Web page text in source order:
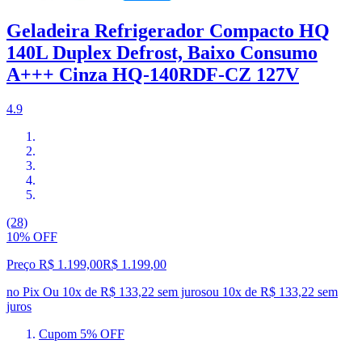
Geladeira Refrigerador Compacto HQ
140L Duplex Defrost, Baixo Consumo
A+++ Cinza HQ-140RDF-CZ 127V
4.9
(28)
10% OFF
Preço R$ 1.199,00R$ 1.199,00
no Pix Ou 10x de R$ 133,22 sem jurosou 10x de R$ 133,22 sem
juros
Cupom 5% OFF